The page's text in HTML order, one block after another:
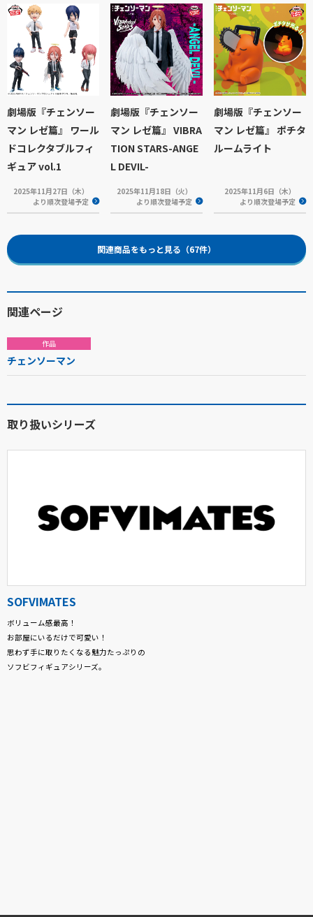
劇場版『チェンソー
マン レゼ篇』 ワール
ドコレクタブルフィ
ギュア vol.1
2025年11月27日（木）
より順次登場予定
劇場版『チェンソー
マン レゼ篇』 VIBRA
TION STARS-ANGE
L DEVIL-
2025年11月18日（火）
より順次登場予定
劇場版『チェンソー
マン レゼ篇』 ポチタ
ルームライト
2025年11月6日（木）
より順次登場予定
関連商品をもっと見る（67件）
関連ページ
作品
チェンソーマン
取り扱いシリーズ
SOFVIMATES
ボリューム感最高！
お部屋にいるだけで可愛い！
思わず手に取りたくなる魅力たっぷりの
ソフビフィギュアシリーズ。